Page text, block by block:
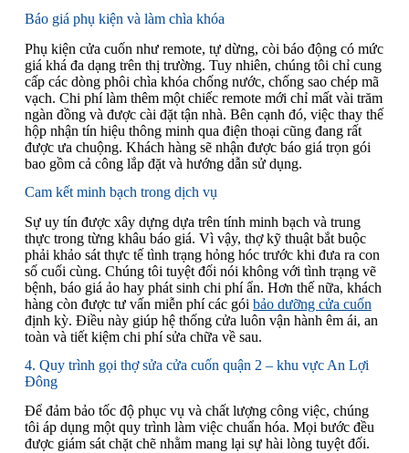
Báo giá phụ kiện và làm chìa khóa
Phụ kiện cửa cuốn như remote, tự dừng, còi báo động có mức
giá khá đa dạng trên thị trường. Tuy nhiên, chúng tôi chỉ cung
cấp các dòng phôi chìa khóa chống nước, chống sao chép mã
vạch. Chi phí làm thêm một chiếc remote mới chỉ mất vài trăm
ngàn đồng và được cài đặt tận nhà. Bên cạnh đó, việc thay thế
hộp nhận tín hiệu thông minh qua điện thoại cũng đang rất
được ưa chuộng. Khách hàng sẽ nhận được báo giá trọn gói
bao gồm cả công lắp đặt và hướng dẫn sử dụng.
Cam kết minh bạch trong dịch vụ
Sự uy tín được xây dựng dựa trên tính minh bạch và trung
thực trong từng khâu báo giá. Vì vậy, thợ kỹ thuật bắt buộc
phải khảo sát thực tế tình trạng hỏng hóc trước khi đưa ra con
số cuối cùng. Chúng tôi tuyệt đối nói không với tình trạng vẽ
bệnh, báo giá ảo hay phát sinh chi phí ẩn. Hơn thế nữa, khách
hàng còn được tư vấn miễn phí các gói bảo dưỡng cửa cuốn
định kỳ. Điều này giúp hệ thống cửa luôn vận hành êm ái, an
toàn và tiết kiệm chi phí sửa chữa về sau.
4. Quy trình gọi thợ sửa cửa cuốn quận 2 – khu vực An Lợi
Đông
Để đảm bảo tốc độ phục vụ và chất lượng công việc, chúng
tôi áp dụng một quy trình làm việc chuẩn hóa. Mọi bước đều
được giám sát chặt chẽ nhằm mang lại sự hài lòng tuyệt đối.